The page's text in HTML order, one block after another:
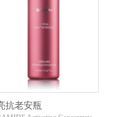
抗老安瓶